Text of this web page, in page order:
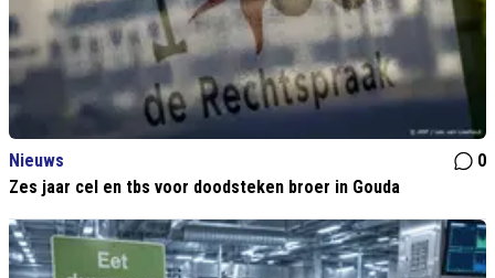
Nieuws
0
Zes jaar cel en tbs voor doodsteken broer in Gouda